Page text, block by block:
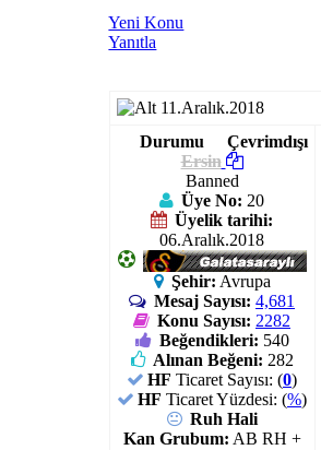
escort
gaziantep
Yeni Konu
Yanıtla
11.Aralık.2018
Durumu
Çevrimdışı
Ersin
Banned
Üye No: 20
Üyelik tarihi:
06.Aralık.2018
Şehir: Avrupa
Mesaj Sayısı: 4,681
Konu Sayısı: 2282
Beğendikleri: 540
Alınan Beğeni: 282
HF Ticaret Sayısı: (0)
HF Ticaret Yüzdesi: (%)
Ruh Hali
Kan Grubum: AB RH +